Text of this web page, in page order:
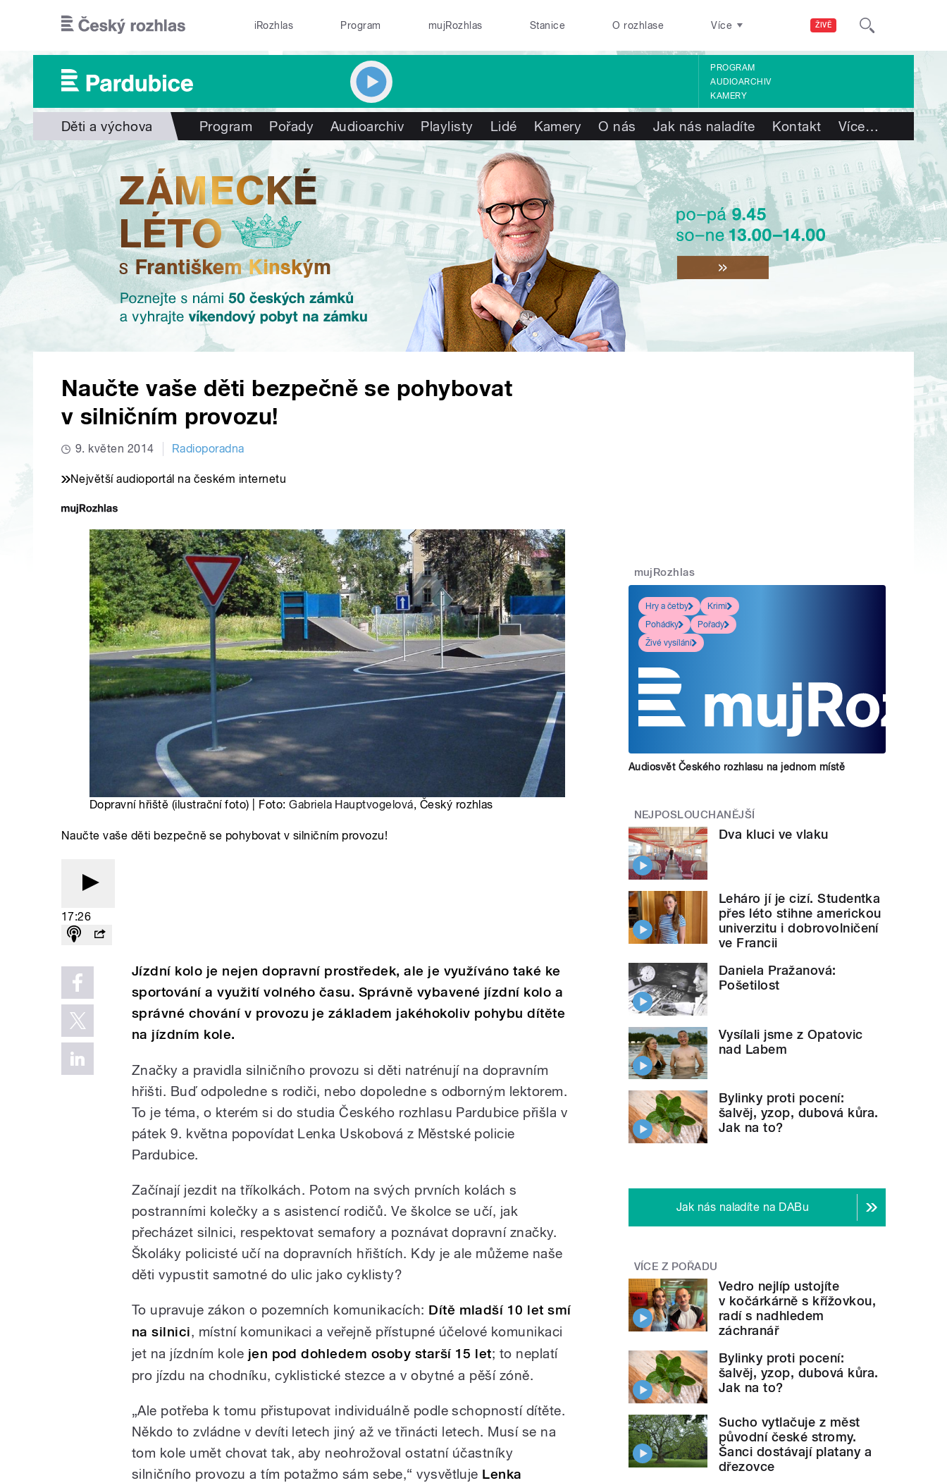
ŽIVĚ
iRozhlas Program mujRozhlas Stanice O rozhlase Více
PROGRAM
AUDIOARCHIV
KAMERY
Děti a výchova Program Pořady Audioarchiv Playlisty Lidé Kamery O nás Jak nás naladíte Kontakt Více…
Naučte vaše děti bezpečně se pohybovat
v silničním provozu!
9. květen 2014 Radioporadna
Největší audioportál na českém internetu
Dopravní hřiště (ilustrační foto) | Foto:Gabriela Hauptvogelová, Český rozhlas
Naučte vaše děti bezpečně se pohybovat v silničním provozu!
17:26
Jízdní kolo je nejen dopravní prostředek, ale je využíváno také ke
sportování a využití volného času. Správně vybavené jízdní kolo a
správné chování v provozu je základem jakéhokoliv pohybu dítěte
na jízdním kole.
Značky a pravidla silničního provozu si děti natrénují na dopravním
hřišti. Buď odpoledne s rodiči, nebo dopoledne s odborným lektorem.
To je téma, o kterém si do studia Českého rozhlasu Pardubice přišla v
pátek 9. května popovídat Lenka Uskobová z Městské policie
Pardubice.
Začínají jezdit na tříkolkách. Potom na svých prvních kolách s
postranními kolečky a s asistencí rodičů. Ve školce se učí, jak
přecházet silnici, respektovat semafory a poznávat dopravní značky.
Školáky policisté učí na dopravních hřištích. Kdy je ale můžeme naše
děti vypustit samotné do ulic jako cyklisty?
To upravuje zákon o pozemních komunikacích: Dítě mladší 10 let smí
na silnici, místní komunikaci a veřejně přístupné účelové komunikaci
jet na jízdním kole jen pod dohledem osoby starší 15 let; to neplatí
pro jízdu na chodníku, cyklistické stezce a v obytné a pěší zóně.
„Ale potřeba k tomu přistupovat individuálně podle schopností dítěte.
Někdo to zvládne v devíti letech jiný až ve třinácti letech. Musí se na
tom kole umět chovat tak, aby neohrožoval ostatní účastníky
silničního provozu a tím potažmo sám sebe,“ vysvětluje Lenka
mujRozhlas
Hry a četby
Krimi
Pohádky
Pořady
Živé vysílání
Audiosvět Českého rozhlasu na jednom místě
NEJPOSLOUCHANĚJŠÍ
Dva kluci ve vlaku
Leháro jí je cizí. Studentka
přes léto stihne americkou
univerzitu i dobrovolničení
ve Francii
Daniela Pražanová:
Pošetilost
Vysílali jsme z Opatovic
nad Labem
Bylinky proti pocení:
šalvěj, yzop, dubová kůra.
Jak na to?
Jak nás naladíte na DABu
VÍCE Z POŘADU
Vedro nejlíp ustojíte
v kočárkárně s křížovkou,
radí s nadhledem
záchranář
Bylinky proti pocení:
šalvěj, yzop, dubová kůra.
Jak na to?
Sucho vytlačuje z měst
původní české stromy.
Šanci dostávají platany a
dřezovce